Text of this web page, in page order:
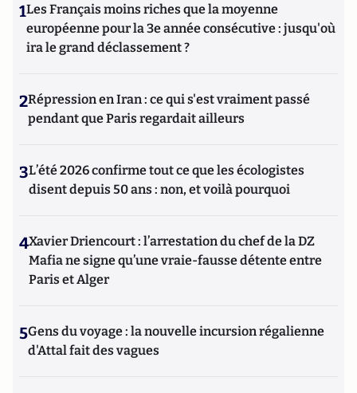
1Les Français moins riches que la moyenne
européenne pour la 3e année consécutive : jusqu'où
ira le grand déclassement ?
2Répression en Iran : ce qui s'est vraiment passé
pendant que Paris regardait ailleurs
3L’été 2026 confirme tout ce que les écologistes
disent depuis 50 ans : non, et voilà pourquoi
4Xavier Driencourt : l’arrestation du chef de la DZ
Mafia ne signe qu’une vraie-fausse détente entre
Paris et Alger
5Gens du voyage : la nouvelle incursion régalienne
d'Attal fait des vagues